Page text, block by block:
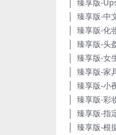
│ 臻享版-
│ 臻享版-
│ 臻享版-
│ 臻享版-
│ 臻享版-
│ 臻享版-家
│ 臻享版-
│ 臻享版-
│ 臻享版-
│ 臻享版-